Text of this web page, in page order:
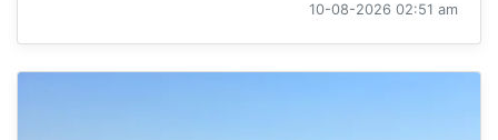
10-08-2026 02:51 am